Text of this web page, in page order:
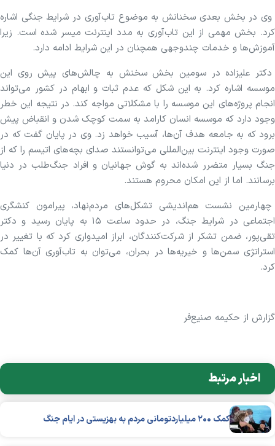
وی در بخش بعدی سخنانش به موضوع تاب‌آوری در شرایط جنگی اشاره
کرد. بخش مهمی از این تاب‌آوری به مدد اینترنت میسر شده است. زیرا
آموزش‌ها و خدمات چندوجهی همچنان در این شرایط ادامه دارد.
دکتر علیزاده در سومین بخش سخنش به چالش‌های پیش روی این
موسسه اشاره کرد. به این شکل که عدم ثبات و ابهام در کشور می‌تواند
انجام پروژه‌های این موسسه را با مشکلاتی مواجه کند. در نتیجه این خطر
وجود دارد که موسسه انسان کارامد به سمت کوچک شدن و انقباض پیش
برود که به جامعه هدف آن‌ها، آسیب خواهد زد. وی در پایان گفت که در
صورت وجود اینترنت بین‌المللی می‌توانستند صدای بچه‌های اتیسم را که از
جنگ بسیار متضرر شده‌اند به گوش جهانیان و افراد جنگ‌طلب در دنیا
برسانند. اما از این امکان محروم هستند.
چهارمین نشست هم‌اندیشی تشکل‌های مردم‌نهاد، پیرامون کنشگری
اجتماعی در شرایط جنگ، در حدود ساعت ۱۵ به پایان رسید و دکتر
تقی‌پور، ضمن تشکر از شرکت‌کنندگان، ابراز امیدواری کرد که با تغییر در
استراتژی سمن‌ها و خیریه‌ها در بحران، می‌توان به تاب‌آوری آن‌ها کمک
کرد.
گزارش از حکیمه صنیع‌فر
اخبار مرتبط
کمک ۲۰۰ میلیاردتومانی مردم به بهزیستی در ایام جنگ